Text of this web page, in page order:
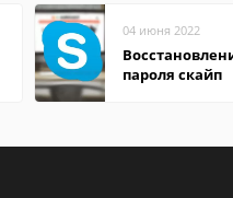
04 июня 2022
пароля скайп